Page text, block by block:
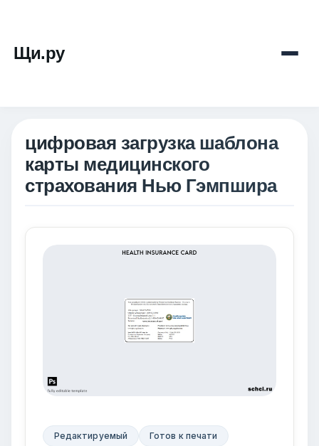
Щи.ру
цифровая загрузка шаблона
карты медицинского
страхования Нью Гэмпшира
Редактируемый
Готов к печати